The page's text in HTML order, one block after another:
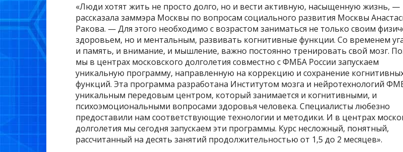
«Люди хотят жить не просто долго, но и вести активную, насыщенную жизнь, —
рассказала заммэра Москвы по вопросам социального развития Москвы
Ракова. — Для этого необходимо с возрастом заниматься не только своим
здоровьем, но и ментальным, развивать когнитивные функции. Со временем
и память, и внимание, и мышление, важно постоянно тренировать свой мозг.
мы в центрах московского долголетия совместно с ФМБА России запускаем
уникальную программу, направленную на коррекцию и сохранение
функций. Эта программа разработана Институтом мозга и нейротехнологий
уникальным передовым центром, который занимается и когнитивными, и
психоэмоциональными вопросами здоровья человека. Специалисты любезно
предоставили нам соответствующие технологии и методики. И в центрах
долголетия мы сегодня запускаем эти программы. Курс несложный, понятный,
рассчитанный на десять занятий продолжительностью от 1,5 до 2 месяцев».